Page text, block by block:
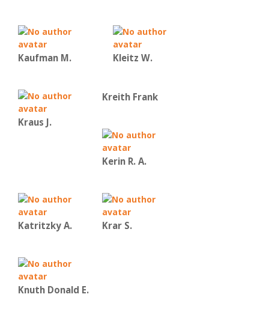
Kaufman Μ. Kleitz W.
Kraus J.
Kreith Frank
Kerin R. A.
Katritzky A. Krar S.
Knuth Donald E.